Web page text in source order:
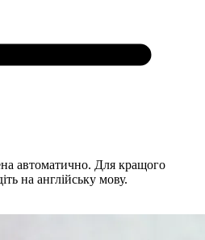
автоматично. Для кращого
на англійську мову.